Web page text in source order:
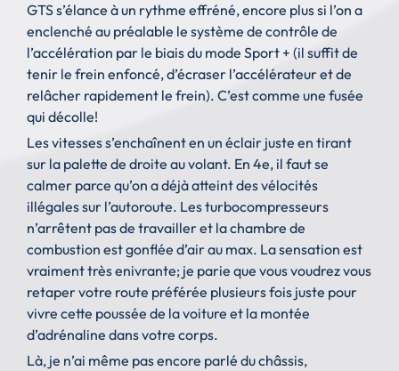
GTS s’élance à un rythme effréné, encore plus si l’on a
enclenché au préalable le système de contrôle de
l’accélération par le biais du mode Sport + (il suffit de
tenir le frein enfoncé, d’écraser l’accélérateur et de
relâcher rapidement le frein). C’est comme une fusée
qui décolle!
Les vitesses s’enchaînent en un éclair juste en tirant
sur la palette de droite au volant. En 4e, il faut se
calmer parce qu’on a déjà atteint des vélocités
illégales sur l’autoroute. Les turbocompresseurs
n’arrêtent pas de travailler et la chambre de
combustion est gonflée d’air au max. La sensation est
vraiment très enivrante; je parie que vous voudrez vous
retaper votre route préférée plusieurs fois juste pour
vivre cette poussée de la voiture et la montée
d’adrénaline dans votre corps.
Là, je n’ai même pas encore parlé du châssis,